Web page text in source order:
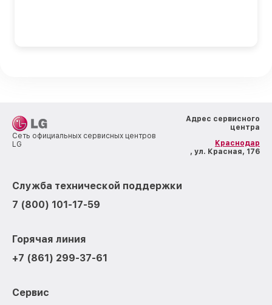
Сеть официальных сервисных центров
LG
Адрес сервисного
центра
Краснодар
, ул. Красная, 176
Служба технической поддержки
7 (800) 101-17-59
Горячая линия
+7 (861) 299-37-61
Сервис